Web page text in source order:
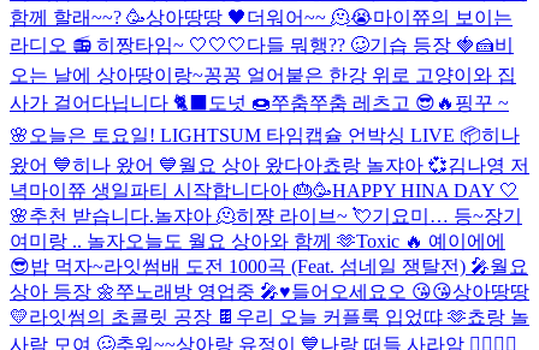
함께 할래~~? 🥳상아땅땅 🖤더워어~~ 🫠😭마이쮸의 보이는
라디오 📻 히짱타임~ 🤍🤍🤍다들 뭐행?? 🥴기습 등장 🍓🍰비
오는 날에 상아땅이랑~꽁꽁 얼어붙은 한강 위로 고양이와 집
사가 걸어다닙니다 🐈‍⬛️
도넛 🍩쭈춤쭈춤 레츠고 😎🔥 핑꾸 ~
🌸 오늘은 토요일! LIGHTSUM 타임캡슐 언박싱 LIVE 📦히나
왔어 💙히나 왔어 💙월요 상아 왔다아쵸랑 놀쟈아 💞김나영 저
녁마이쮸 생일파티 시작합니다아 🎂🥳HAPPY HINA DAY 🤍
🌸추천 받습니다.놀쟈아 🫠히쨩 라이브~ 💘기요미… 등~장기
여미랑 .. 놀자오늘도 월요 상아와 함께 🫶Toxic 🔥 예이에에
😎밥 먹자~라잇썸배 도전 1000곡 (Feat. 섬네일 쟁탈전) 🎤월요
상아 등장 🌼쭈노래방 영업중 🎤♥️들어오세요오 😘😘상아땅땅
💛라잇썸의 초콜릿 공장 🍫 우리 오늘 커플룩 입었땨 🫶쵸랑 놀
사람 모여 🥴추워~~상아랑 유정이 💙나랑 떠들 사라암 🙆‍♀️🙆‍♂️